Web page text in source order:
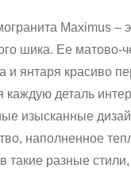
Maximus –
шика. Ее матово-
и янтаря красиво
деталь
изысканные
наполненное
разные стили,